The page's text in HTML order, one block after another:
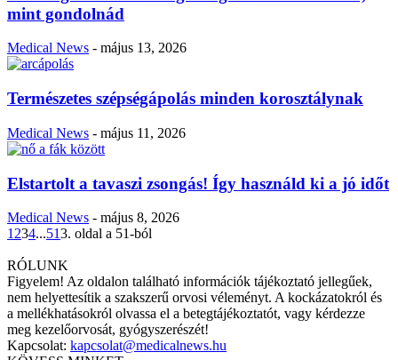
mint gondolnád
Medical News - május 13, 2026
Természetes szépségápolás minden korosztálynak
Medical News - május 11, 2026
Elstartolt a tavaszi zsongás! Így használd ki a jó időt
Medical News - május 8, 2026
1 234...513. oldal a 51-ból
RÓLUNK
Figyelem! Az oldalon található információk tájékoztató jellegűek,
nem helyettesítik a szakszerű orvosi véleményt. A kockázatokról és
a mellékhatásokról olvassa el a betegtájékoztatót, vagy kérdezze
meg kezelőorvosát, gyógyszerészét!
Kapcsolat: kapcsolat@medicalnews.hu